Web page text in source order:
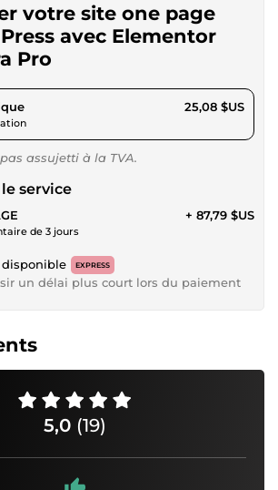
votre site one page
avec Elementor
Pro
pour 23,12 $US 25,08 $US
assujetti à la TVA.
service
de 3 jours
+ 87,79 $US
disponible EXPRESS
un délai plus court lors du paiement
5,0 (19)